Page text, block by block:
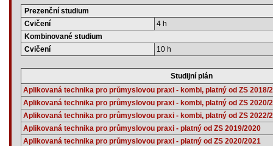
Prezenční studium
Cvičení
4 h
Kombinované studium
Cvičení
10 h
Studijní plán
Aplikovaná technika pro průmyslovou praxi - kombi, platný od ZS 2018/
Aplikovaná technika pro průmyslovou praxi - kombi, platný od ZS 2020/
Aplikovaná technika pro průmyslovou praxi - kombi, platný od ZS 2022/
Aplikovaná technika pro průmyslovou praxi - platný od ZS 2019/2020
Aplikovaná technika pro průmyslovou praxi - platný od ZS 2020/2021